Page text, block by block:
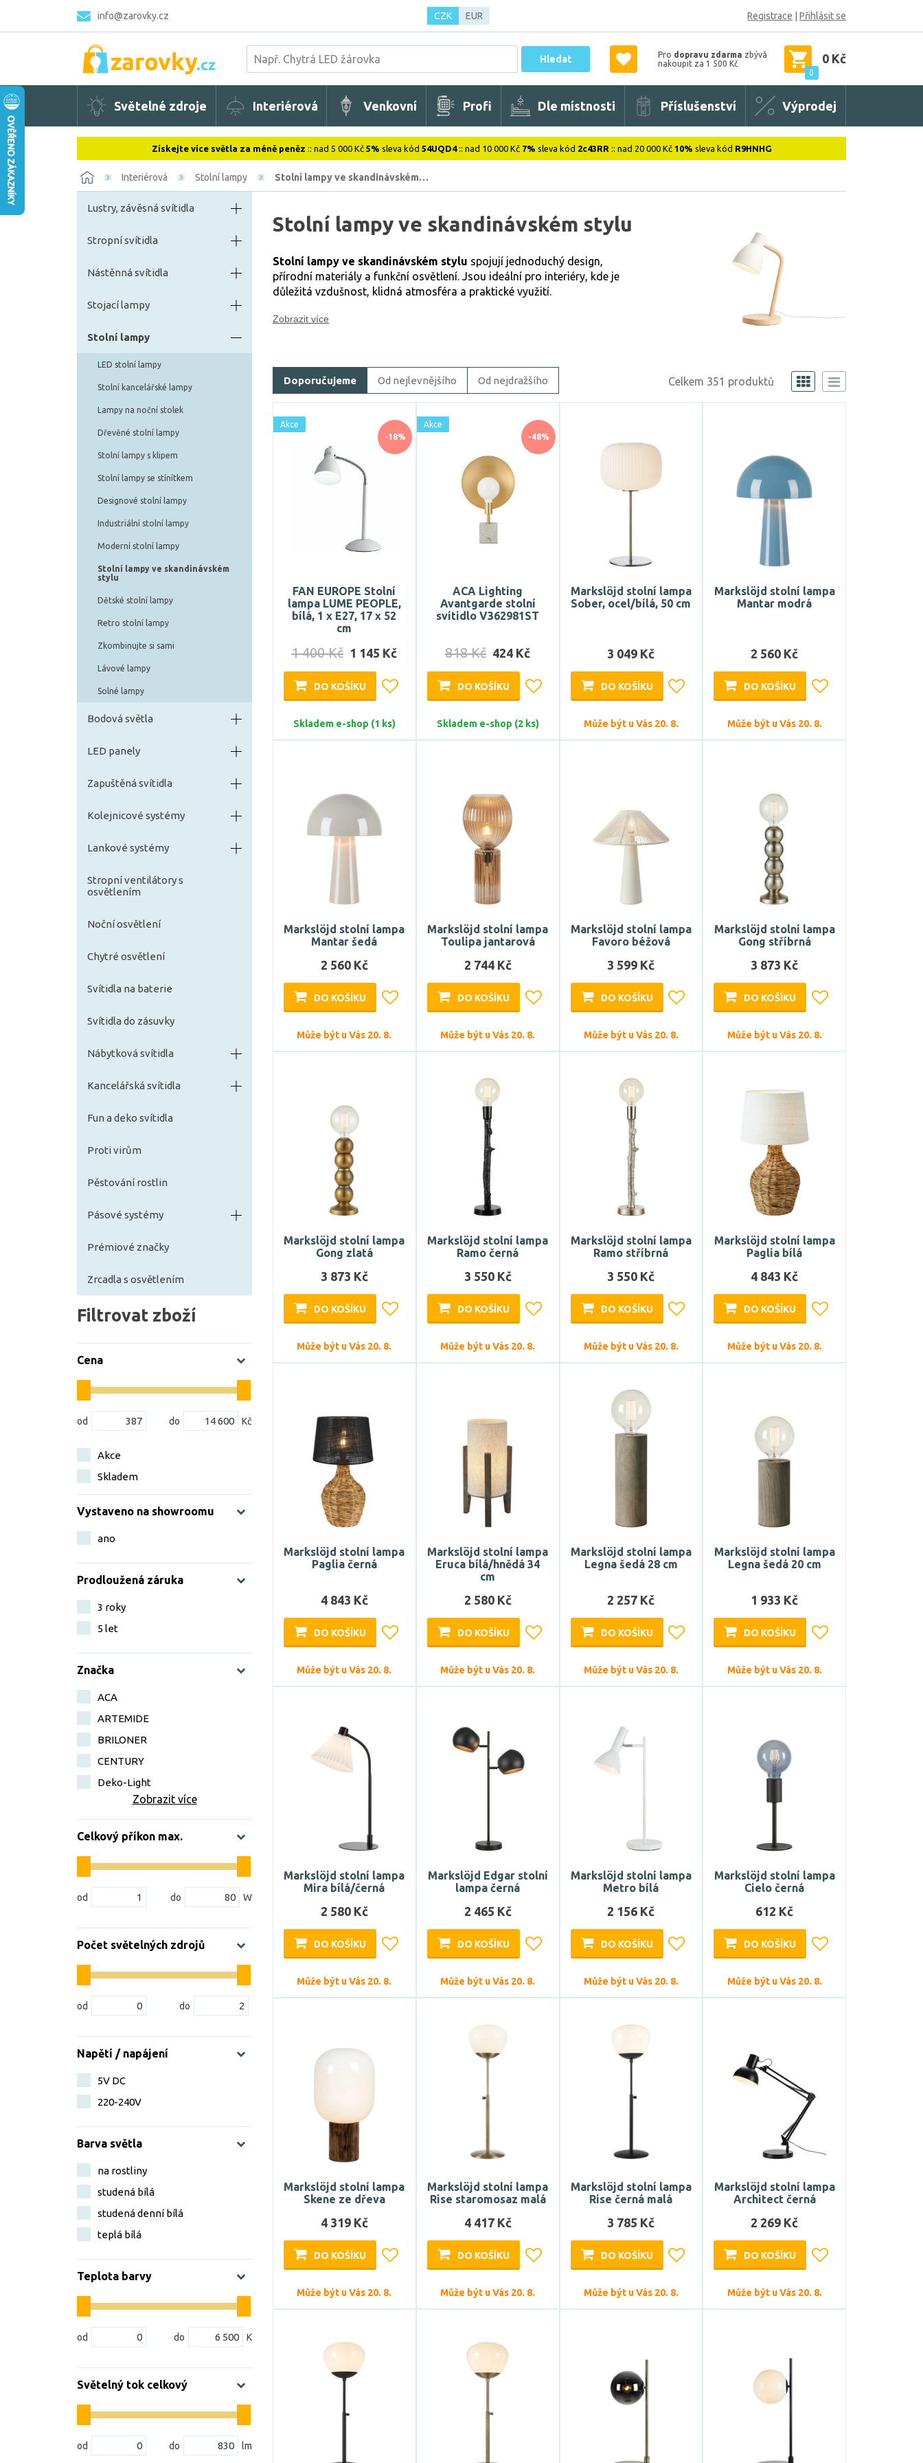
info@zarovky.cz CZK EUR Registrace Přihlásit se
Hledat Pro dopravu zdarma zbývá
nakoupit za 1 500 Kč
0
0 Kč
Světelné zdroje Interiérová Venkovní Profi Dle místnosti Příslušenství Výprodej
Získejte více světla za méně peněz :: nad 5 000 Kč 5% sleva kód 54UQD4:: nad 10 000 Kč 7% sleva kód 2c43RR :: nad 20 000 Kč 10% sleva kód R9HNHG
Interiérová Stolní lampy Stolní lampy ve skandinávském…
Stolní lampy ve skandinávském stylu
Stolní lampy ve skandinávském stylu spojují jednoduchý design,
přírodní materiály a funkční osvětlení. Jsou ideální pro interiéry, kde je
důležitá vzdušnost, klidná atmosféra a praktické využití.
Zobrazit více
Lustry, závěsná svítidla
Stropní svítidla
Nástěnná svítidla
Stojací lampy
Stolní lampy
LED stolní lampy
Stolní kancelářské lampy
Lampy na noční stolek
Dřevěné stolní lampy
Stolní lampy s klipem
Stolní lampy se stínítkem
Designové stolní lampy
Industriální stolní lampy
Moderní stolní lampy
Stolní lampy ve skandinávském
stylu
Dětské stolní lampy
Retro stolní lampy
Zkombinujte si sami
Lávové lampy
Solné lampy
Bodová světla
LED panely
Zapuštěná svítidla
Kolejnicové systémy
Lankové systémy
Stropní ventilátory s
osvětlením
Noční osvětlení
Chytré osvětlení
Svítidla na baterie
Svítidla do zásuvky
Nábytková svítidla
Kancelářská svítidla
Fun a deko svítidla
Proti virům
Pěstování rostlin
Pásové systémy
Prémiové značky
Zrcadla s osvětlením
Filtrovat zboží
Cena
Akce
Skladem
Vystaveno na showroomu
ano
Prodloužená záruka
3 roky
5 let
Značka
ACA
ARTEMIDE
BRILONER
CENTURY
Deko-Light
Zobrazit více
Celkový příkon max.
Počet světelných zdrojů
Napětí / napájení
5V DC
220-240V
Barva světla
na rostliny
studená bílá
studená denní bílá
teplá bílá
Teplota barvy
Světelný tok celkový
Doporučujeme Od nejlevnějšího Od nejdražšího Celkem 351 produktů
-18%
Akce
FAN EUROPE Stolní
lampa LUME PEOPLE,
bílá, 1 x E27, 17 x 52
cm
1 400 Kč 1 145 Kč
DO KOŠÍKU
Skladem e-shop (1 ks)
-48%
Akce
ACA Lighting
Avantgarde stolní
svítidlo V362981ST
818 Kč 424 Kč
DO KOŠÍKU
Skladem e-shop (2 ks)
Markslöjd stolní lampa
Sober, ocel/bílá, 50 cm
3 049 Kč
DO KOŠÍKU
Může být u Vás 20. 8.
Markslöjd stolní lampa
Mantar modrá
2 560 Kč
DO KOŠÍKU
Může být u Vás 20. 8.
Markslöjd stolní lampa
Mantar šedá
2 560 Kč
DO KOŠÍKU
Může být u Vás 20. 8.
Markslöjd stolní lampa
Toulipa jantarová
2 744 Kč
DO KOŠÍKU
Může být u Vás 20. 8.
Markslöjd stolní lampa
Favoro béžová
3 599 Kč
DO KOŠÍKU
Může být u Vás 20. 8.
Markslöjd stolní lampa
Gong stříbrná
3 873 Kč
DO KOŠÍKU
Může být u Vás 20. 8.
Markslöjd stolní lampa
Gong zlatá
3 873 Kč
DO KOŠÍKU
Může být u Vás 20. 8.
Markslöjd stolní lampa
Ramo černá
3 550 Kč
DO KOŠÍKU
Může být u Vás 20. 8.
Markslöjd stolní lampa
Ramo stříbrná
3 550 Kč
DO KOŠÍKU
Může být u Vás 20. 8.
Markslöjd stolní lampa
Paglia bílá
4 843 Kč
DO KOŠÍKU
Může být u Vás 20. 8.
Markslöjd stolní lampa
Paglia černá
4 843 Kč
DO KOŠÍKU
Může být u Vás 20. 8.
Markslöjd stolní lampa
Eruca bílá/hnědá 34
cm
2 580 Kč
DO KOŠÍKU
Může být u Vás 20. 8.
Markslöjd stolní lampa
Legna šedá 28 cm
2 257 Kč
DO KOŠÍKU
Může být u Vás 20. 8.
Markslöjd stolní lampa
Legna šedá 20 cm
1 933 Kč
DO KOŠÍKU
Může být u Vás 20. 8.
Markslöjd stolní lampa
Mira bílá/černá
2 580 Kč
DO KOŠÍKU
Může být u Vás 20. 8.
Markslöjd Edgar stolní
lampa černá
2 465 Kč
DO KOŠÍKU
Může být u Vás 20. 8.
Markslöjd stolní lampa
Metro bílá
2 156 Kč
DO KOŠÍKU
Může být u Vás 20. 8.
Markslöjd stolní lampa
Cielo černá
612 Kč
DO KOŠÍKU
Může být u Vás 20. 8.
Markslöjd stolní lampa
Skene ze dřeva
4 319 Kč
DO KOŠÍKU
Může být u Vás 20. 8.
Markslöjd stolní lampa
Rise staromosaz malá
4 417 Kč
DO KOŠÍKU
Může být u Vás 20. 8.
Markslöjd stolní lampa
Rise černá malá
3 785 Kč
DO KOŠÍKU
Může být u Vás 20. 8.
Markslöjd stolní lampa
Architect černá
2 269 Kč
DO KOŠÍKU
Může být u Vás 20. 8.